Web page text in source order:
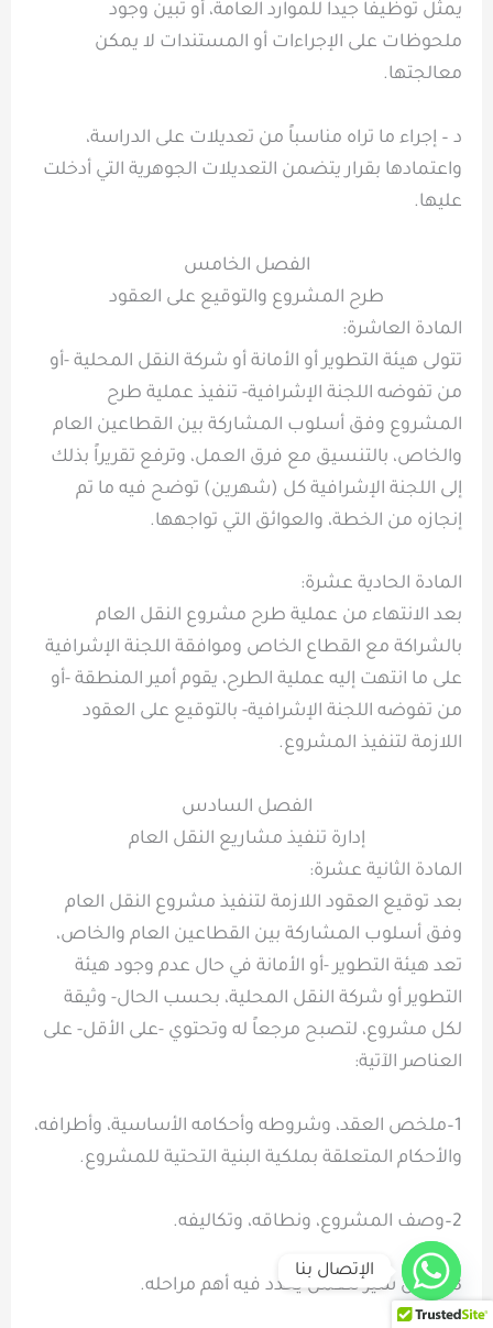
يمثل توظيفاً جيداً للموارد العامة، أو تبين وجود
ملحوظات على الإجراءات أو المستندات لا يمكن
معالجتها.
د – إجراء ما تراه مناسباً من تعديلات على الدراسة،
واعتمادها بقرار يتضمن التعديلات الجوهرية التي أدخلت
عليها.
الفصل الخامس
طرح المشروع والتوقيع على العقود
المادة العاشرة:
تتولى هيئة التطوير أو الأمانة أو شركة النقل المحلية -أو
من تفوضه اللجنة الإشرافية- تنفيذ عملية طرح
المشروع وفق أسلوب المشاركة بين القطاعين العام
والخاص، بالتنسيق مع فرق العمل، وترفع تقريراً بذلك
إلى اللجنة الإشرافية كل (شهرين) توضح فيه ما تم
إنجازه من الخطة، والعوائق التي تواجهها.
المادة الحادية عشرة:
بعد الانتهاء من عملية طرح مشروع النقل العام
بالشراكة مع القطاع الخاص وموافقة اللجنة الإشرافية
على ما انتهت إليه عملية الطرح، يقوم أمير المنطقة -أو
من تفوضه اللجنة الإشرافية- بالتوقيع على العقود
اللازمة لتنفيذ المشروع.
الفصل السادس
إدارة تنفيذ مشاريع النقل العام
المادة الثانية عشرة:
بعد توقيع العقود اللازمة لتنفيذ مشروع النقل العام
وفق أسلوب المشاركة بين القطاعين العام والخاص،
تعد هيئة التطوير -أو الأمانة في حال عدم وجود هيئة
التطوير أو شركة النقل المحلية، بحسب الحال- وثيقة
لكل مشروع، لتصبح مرجعاً له وتحتوي -على الأقل- على
العناصر الآتية:
1–ملخص العقد، وشروطه وأحكامه الأساسية، وأطرافه،
والأحكام المتعلقة بملكية البنية التحتية للمشروع.
2–وصف المشروع، ونطاقه، وتكاليفه.
3–جدول سير للعمل يحدد فيه أهم مراحله.
الإتصال بنا